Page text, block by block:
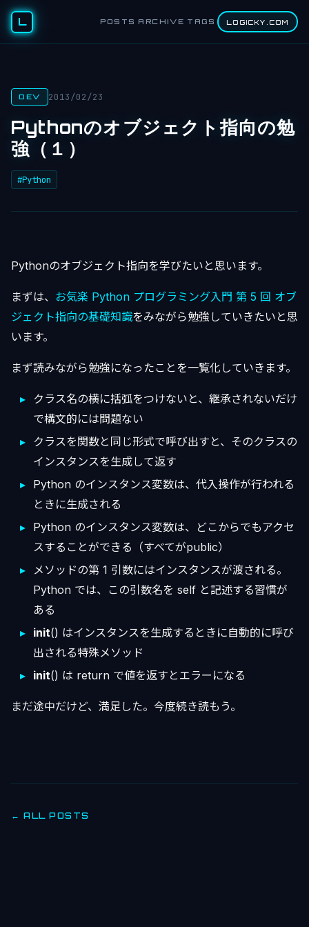
L POSTS ARCHIVE TAGS LOGICKY.COM
DEV 2013/02/23
Pythonのオブジェクト指向の勉
強（１）
#Python
Pythonのオブジェクト指向を学びたいと思います。
まずは、 お気楽 Python プログラミング入門 第 5 回 オブ
ジェクト指向の基礎知識をみながら勉強していきたいと思
います。
まず読みながら勉強になったことを一覧化していきます。
クラス名の横に括弧をつけないと、継承されないだけ
で構文的には問題ない
クラスを関数と同じ形式で呼び出すと、そのクラスの
インスタンスを生成して返す
Python のインスタンス変数は、代入操作が行われる
ときに生成される
Python のインスタンス変数は、どこからでもアクセ
スすることができる（すべてがpublic）
メソッドの第 1 引数にはインスタンスが渡される。
Python では、この引数名を self と記述する習慣が
ある
init() はインスタンスを生成するときに自動的に呼び
出される特殊メソッド
init() は return で値を返すとエラーになる
まだ途中だけど、満足した。今度続き読もう。
← ALL POSTS